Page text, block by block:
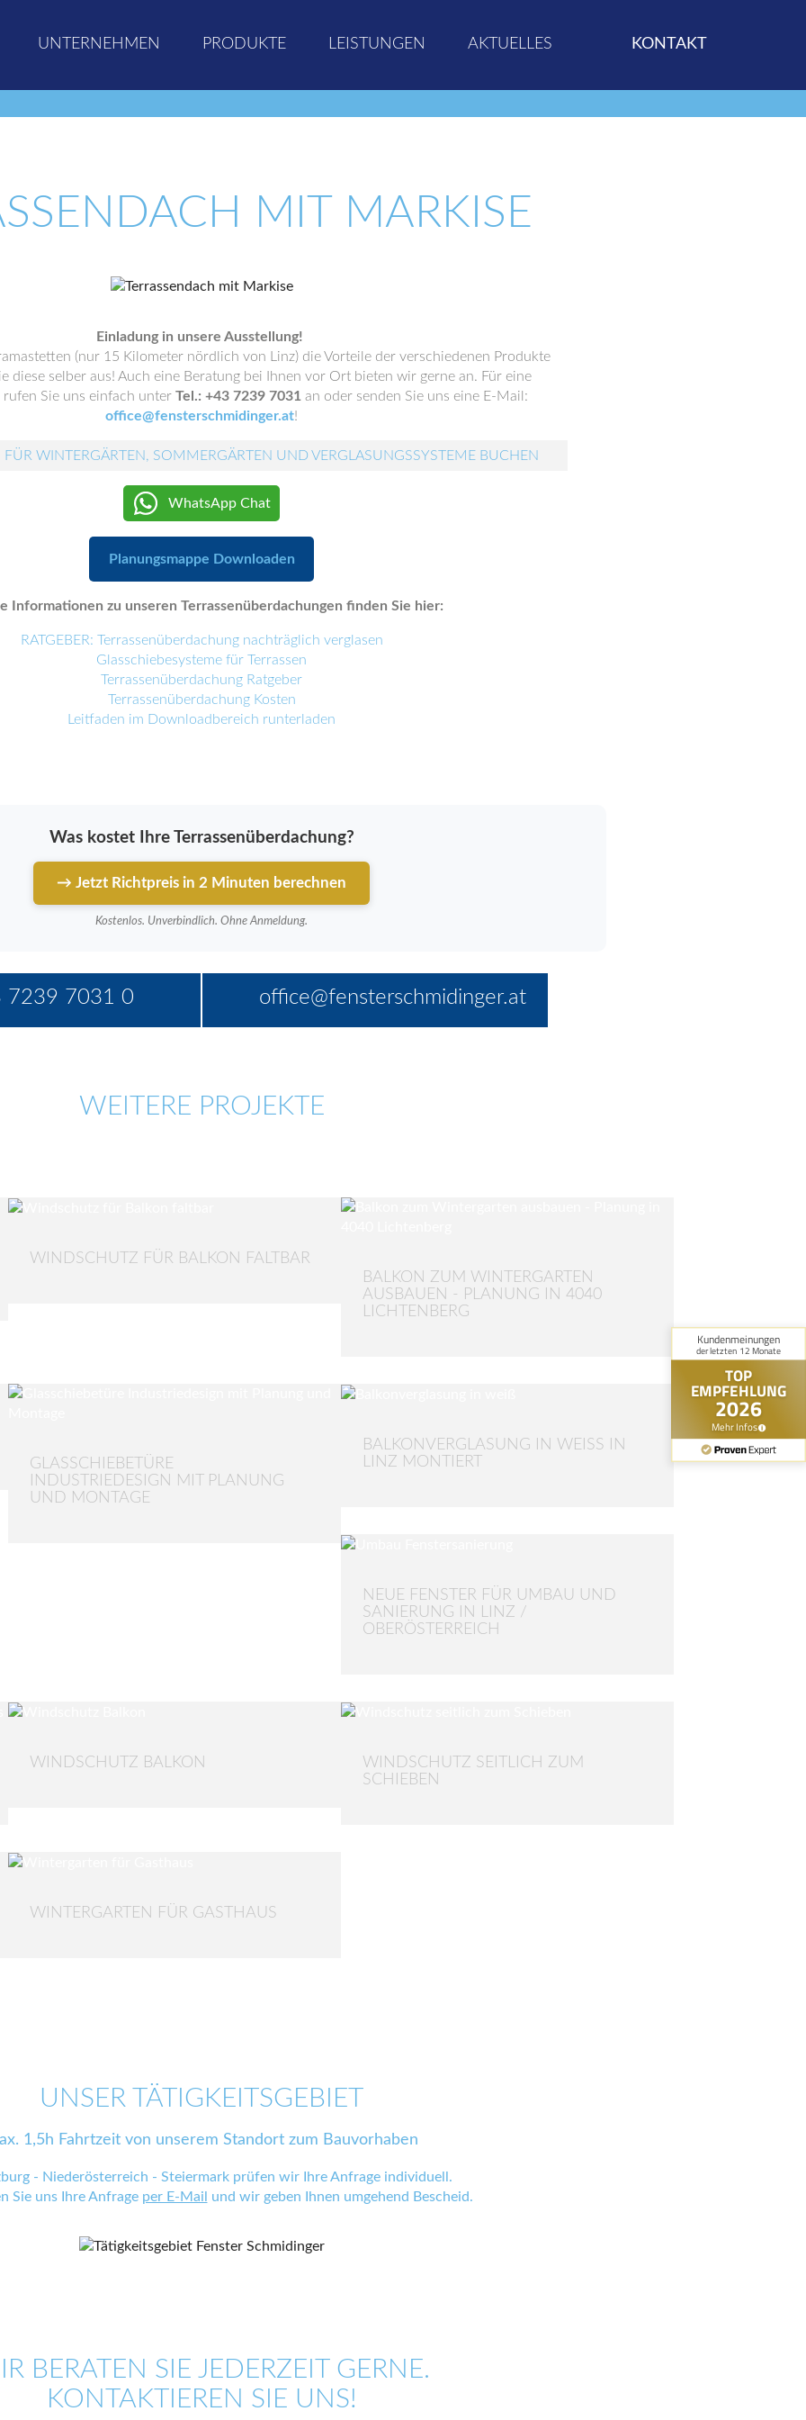
UNTERNEHMEN PRODUKTE LEISTUNGEN AKTUELLES KONTAKT
MIT MARKISE
Einladung in unsere Ausstellung!
(nur 15 Kilometer nördlich von Linz) die Vorteile der verschiedenen Produkte
diese selber aus! Auch eine Beratung bei Ihnen vor Ort bieten wir gerne an. Für eine
Sie uns einfach unter Tel.: +43 7239 7031 an oder senden Sie uns eine E-Mail:
office@fensterschmidinger.at!
WINTERGÄRTEN, SOMMERGÄRTEN UND VERGLASUNGSSYSTEME BUCHEN
WhatsApp Chat
Planungsmappe Downloaden
Informationen zu unseren Terrassenüberdachungen finden Sie hier:
RATGEBER: Terrassenüberdachung nachträglich verglasen
Glasschiebesysteme für Terrassen
Terrassenüberdachung Ratgeber
Terrassenüberdachung Kosten
Leitfaden im Downloadbereich runterladen
Was kostet Ihre Terrassenüberdachung?
→ Jetzt Richtpreis in 2 Minuten berechnen
Kostenlos. Unverbindlich. Ohne Anmeldung.
7239 7031 0 office@fensterschmidinger.at
WEITERE PROJEKTE
WINDSCHUTZ FÜR BALKON FALTBAR
BALKON ZUM WINTERGARTEN
AUSBAUEN - PLANUNG IN 4040
LICHTENBERG
GLASSCHIEBETÜRE
INDUSTRIEDESIGN MIT PLANUNG
UND MONTAGE
BALKONVERGLASUNG IN WEISS IN L
INZ MONTIERT
NEUE FENSTER FÜR UMBAU UND
SANIERUNG IN LINZ /
OBERÖSTERREICH
WINDSCHUTZ BALKON
WINDSCHUTZ SEITLICH ZUM
SCHIEBEN
WINTERGARTEN FÜR GASTHAUS
UNSER TÄTIGKEITSGEBIET
1,5h Fahrtzeit von unserem Standort zum Bauvorhaben
- Niederösterreich - Steiermark prüfen wir Ihre Anfrage individuell.
Sie uns Ihre Anfrage per E-Mail und wir geben Ihnen umgehend Bescheid.
BERATEN SIE JEDERZEIT GERNE.
KONTAKTIEREN SIE UNS!